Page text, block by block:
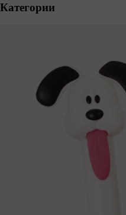
Категории